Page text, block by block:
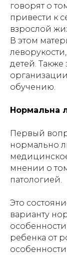
говорят о
привести к
взрослой
В этом
детей.
обучению.
Нормальна
Первый
нормально
мнении о
патологией.
Это
варианту
особенности
ребенка от
особенности